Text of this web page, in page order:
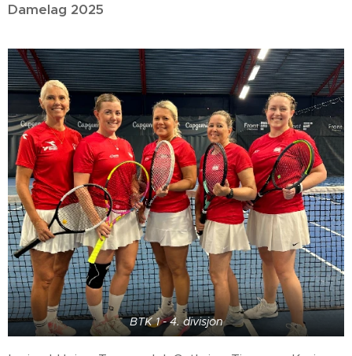
Damelag 2025
BTK 1 - 4. divisjon